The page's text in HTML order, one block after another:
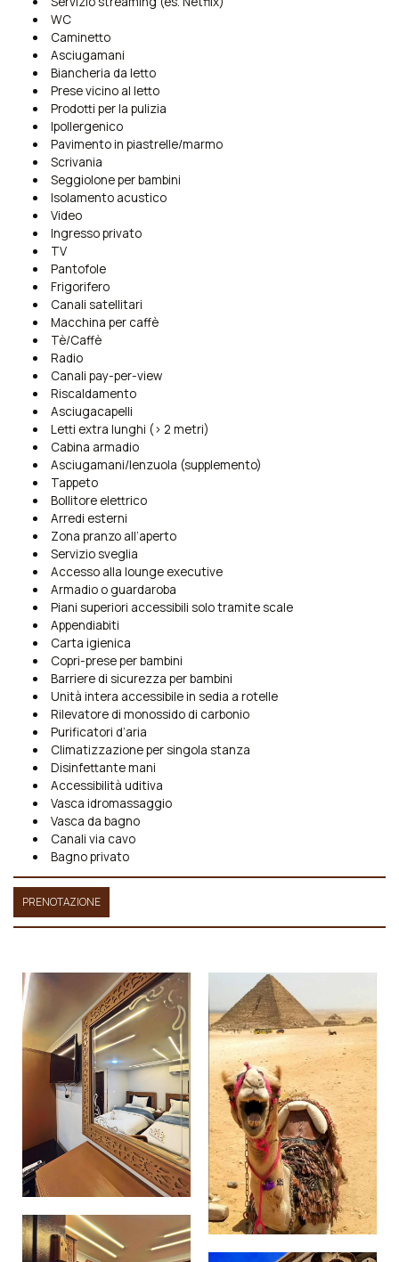
WC
Caminetto
Asciugamani
Biancheria da letto
Prese vicino al letto
Prodotti per la pulizia
Ipollergenico
Pavimento in piastrelle/marmo
Scrivania
Seggiolone per bambini
Isolamento acustico
Video
Ingresso privato
TV
Pantofole
Frigorifero
Canali satellitari
Macchina per caffè
Tè/Caffè
Radio
Canali pay-per-view
Riscaldamento
Asciugacapelli
Letti extra lunghi (> 2 metri)
Cabina armadio
Asciugamani/lenzuola (supplemento)
Tappeto
Bollitore elettrico
Arredi esterni
Zona pranzo all’aperto
Servizio sveglia
Accesso alla lounge executive
Armadio o guardaroba
Piani superiori accessibili solo tramite scale
Appendiabiti
Carta igienica
Copri-prese per bambini
Barriere di sicurezza per bambini
Unità intera accessibile in sedia a rotelle
Rilevatore di monossido di carbonio
Purificatori d’aria
Climatizzazione per singola stanza
Disinfettante mani
Accessibilità uditiva
Vasca idromassaggio
Vasca da bagno
Canali via cavo
Bagno privato
PRENOTAZIONE